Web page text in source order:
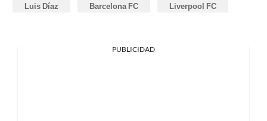
Luis Díaz Barcelona FC Liverpool FC
PUBLICIDAD